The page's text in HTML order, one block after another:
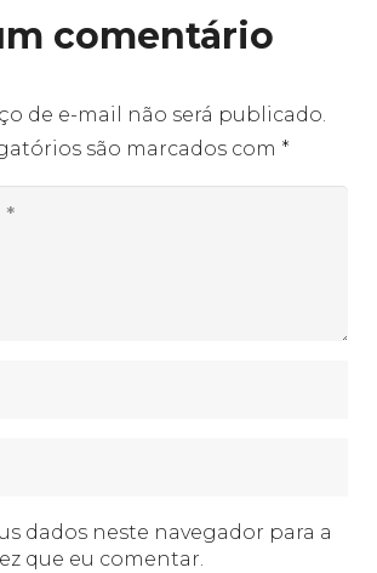
comentário
de e-mail não será publicado.
são marcados com *
dados neste navegador para a
que eu comentar.